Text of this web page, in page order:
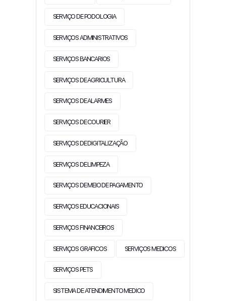
SERVIÇO DE PODOLOGIA
SERVIÇOS ADMINISTRATIVOS
SERVIÇOS BANCARIOS
SERVIÇOS DE AGRICULTURA
SERVIÇOS DE ALARMES
SERVIÇOS DE COURIER
SERVIÇOS DE DIGITALIZAÇÃO
SERVIÇOS DE LIMPEZA
SERVIÇOS DE MEIO DE PAGAMENTO
SERVIÇOS EDUCACIONAIS
SERVIÇOS FINANCEIROS
SERVIÇOS GRAFICOS SERVIÇOS MEDICOS
SERVIÇOS PETS
SISTEMA DE ATENDIMENTO MEDICO